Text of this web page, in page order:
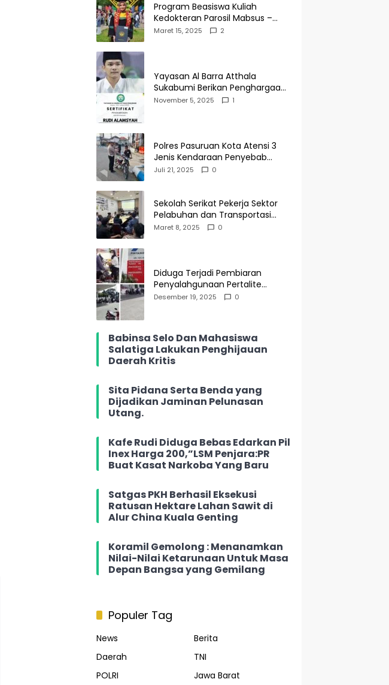
Program Beasiswa Kuliah
Kedokteran Parosil Mabsus –
Mad Hasnurin Kini Menuai Hasil.
Maret 15, 2025 2
Yayasan Al Barra Atthala
Sukabumi Berikan Penghargaan
Kepada Rudi Alamsyah Atas
November 5, 2025 1
Polres Pasuruan Kota Atensi 3
Jenis Kendaraan Penyebab
Kecelakaan di Operasi Patuh
Juli 21, 2025 0
Sekolah Serikat Pekerja Sektor
Pelabuhan dan Transportasi
Indonesia Agenda Buka Puasa
Maret 8, 2025 0
Diduga Terjadi Pembiaran
Penyalahgunaan Pertalite
Subsidi di SPBU 34-135.05
Desember 19, 2025 0
Babinsa Selo Dan Mahasiswa
Salatiga Lakukan Penghijauan
Daerah Kritis
Sita Pidana Serta Benda yang
Dijadikan Jaminan Pelunasan
Utang.
Kafe Rudi Diduga Bebas Edarkan Pil
Inex Harga 200,”LSM Penjara:PR
Buat Kasat Narkoba Yang Baru
Satgas PKH Berhasil Eksekusi
Ratusan Hektare Lahan Sawit di
Alur China Kuala Genting
Koramil Gemolong : Menanamkan
Nilai-Nilai Ketarunaan Untuk Masa
Depan Bangsa yang Gemilang
Populer Tag
News
Berita
Daerah
TNI
POLRI
Jawa Barat